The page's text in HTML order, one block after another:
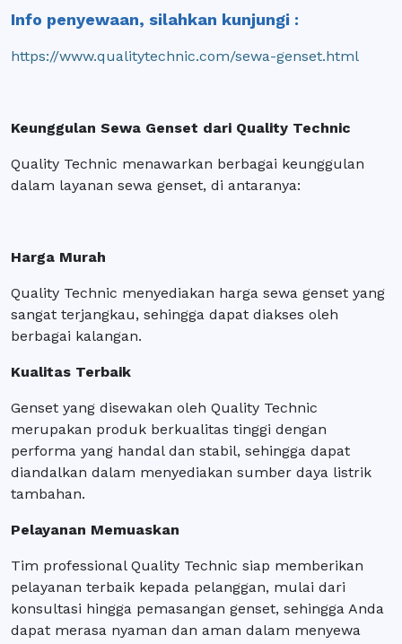
Info penyewaan, silahkan kunjungi :
https://www.qualitytechnic.com/sewa-genset.html
Keunggulan Sewa Genset dari Quality Technic
Quality Technic menawarkan berbagai keunggulan
dalam layanan sewa genset, di antaranya:
Harga Murah
Quality Technic menyediakan harga sewa genset yang
sangat terjangkau, sehingga dapat diakses oleh
berbagai kalangan.
Kualitas Terbaik
Genset yang disewakan oleh Quality Technic
merupakan produk berkualitas tinggi dengan
performa yang handal dan stabil, sehingga dapat
diandalkan dalam menyediakan sumber daya listrik
tambahan.
Pelayanan Memuaskan
Tim professional Quality Technic siap memberikan
pelayanan terbaik kepada pelanggan, mulai dari
konsultasi hingga pemasangan genset, sehingga Anda
dapat merasa nyaman dan aman dalam menyewa